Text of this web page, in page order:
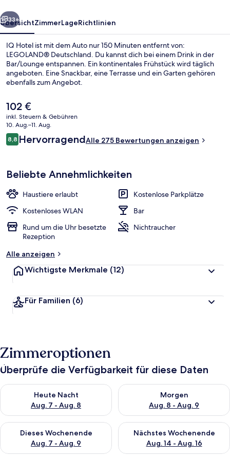
Weiter
33+
ÜbersichtZimmerLageRichtlinien
IQ Hotel ist mit dem Auto nur 150 Minuten entfernt von:
LEGOLAND® Deutschland. Du kannst dich bei einem Drink in der
Bar/Lounge entspannen. Ein kontinentales Frühstück wird täglich
angeboten. Eine Snackbar, eine Terrasse und ein Garten gehören
ebenfalls zum Angebot.
Der
aktuelle
Preis
beträgt
102 €.
102 €
inkl. Steuern & Gebühren
10. Aug.–11. Aug.
Bewertungen
8,88,8 von 10.
HervorragendAlle 275 Bewertungen anzeigen
Beliebte Annehmlichkeiten
Haustiere erlaubt
Kostenlose Parkplätze
Kostenloses WLAN
Bar
Rund um die Uhr besetzte
Rezeption
Nichtraucher
Alle anzeigen
Wichtigste Merkmale (12)
Für Familien (6)
Zimmeroptionen
Überprüfe die Verfügbarkeit für diese Daten
Heute Nacht
Aug. 7 - Aug. 8
Überprüfe die Verfügbarkeit für heute Nacht, Aug. 7 - Aug. 8.
Morgen
Aug. 8 - Aug. 9
Überprüfe die Verfügbarkeit
Dieses Wochenende
Aug. 7 - Aug. 9
Überprüfe die Verfügbarkeit für dieses Wochenende, Aug. 7
Nächstes Wochenende
Aug. 14 - Aug. 16
Überprüfe die Verfügbarkeit